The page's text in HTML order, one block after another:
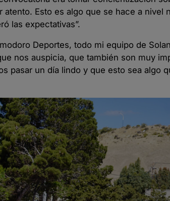
Esto es algo que se hace a nivel
las expectativas”.
Deportes, todo mi equipo de
nos auspicia, que también son muy
pasar un día lindo y que esto sea algo